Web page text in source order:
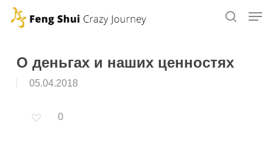
Skip
contentО деньгах и наших ценностях
05.04.2018
0